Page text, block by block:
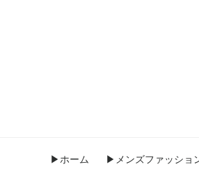
▶ホーム ▶メンズファッショ